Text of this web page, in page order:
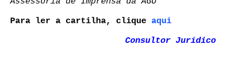
Para ler a cartilha, clique aqui
Consultor Jurídico